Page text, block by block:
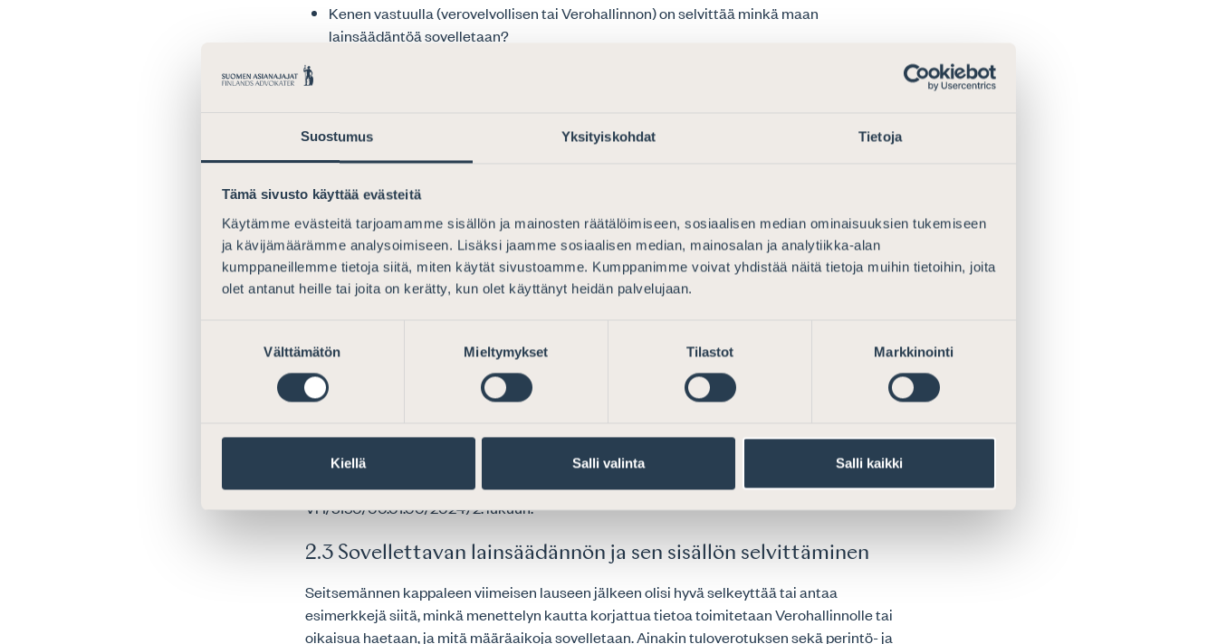
Suostumus Yksityiskohdat Tietoja
Tämä sivusto käyttää evästeitä
Käytämme evästeitä tarjoamamme sisällön ja mainosten räätälöimiseen, sosiaalisen median ominaisuuksien tukemiseen
ja kävijämäärämme analysoimiseen. Lisäksi jaamme sosiaalisen median, mainosalan ja analytiikka-alan
kumppaneillemme tietoja siitä, miten käytät sivustoamme. Kumppanimme voivat yhdistää näitä tietoja muihin tietoihin, joita
olet antanut heille tai joita on kerätty, kun olet käyttänyt heidän palvelujaan.
Välttämätön Mieltymykset Tilastot Markkinointi
Kiellä Salli valinta Salli kaikki
Kenen vastuulla (verovelvollisen tai Verohallinnon) on selvittää minkä maan
lainsäädäntöä sovelletaan?
Milloin ja miten verovelvollisen tulee toimittaa täydentävää tietoa tai vaatia verotuksen
oikaisua? Mitkä ovat määräajat?
ohjeessa käsiteltyyn, koska ohjeen teema on korostetun kansainvälinen. Esimerkiksi luvussa
5 käsitellyt trustit tulevat Suomessa käytännössä vastaan sitä kautta, että trustin
ulkomainen edunsaaja muuttaa Suomeen. Suomen Asianajajat ehdottaa, että Verohallinto
julkaisisi ohjeen myös englanniksi ja nostaisi ohjeessa mainittuja teemoja myös sellaisissa
muissa ohjeissa ja nettisivuilla, joilla käsitellään ulkomailta Suomeen muuttamista.
Yksityiskohtaiset kommentit
1.6 Verosopimusten vaikutus
Kyseisessä luvussa olisi hyvä joko avata verosopimusten asuinvaltio- ja
lähdevaltioperiaatetta ja/tai viitata Verohallinnon ohjeen ”Kansainvälisen kaksinkertaisen
verotuksen poistaminen luonnollisten henkilöiden verotuksessa” (Diaarinumero
VH/5150/00.01.00/2024) 2. lukuun.
2.3 Sovellettavan lainsäädännön ja sen sisällön selvittäminen
Seitsemännen kappaleen viimeisen lauseen jälkeen olisi hyvä selkeyttää tai antaa
esimerkkejä siitä, minkä menettelyn kautta korjattua tietoa toimitetaan Verohallinnolle tai
oikaisua haetaan, ja mitä määräaikoja sovelletaan. Ainakin tuloverotuksen sekä perintö- ja